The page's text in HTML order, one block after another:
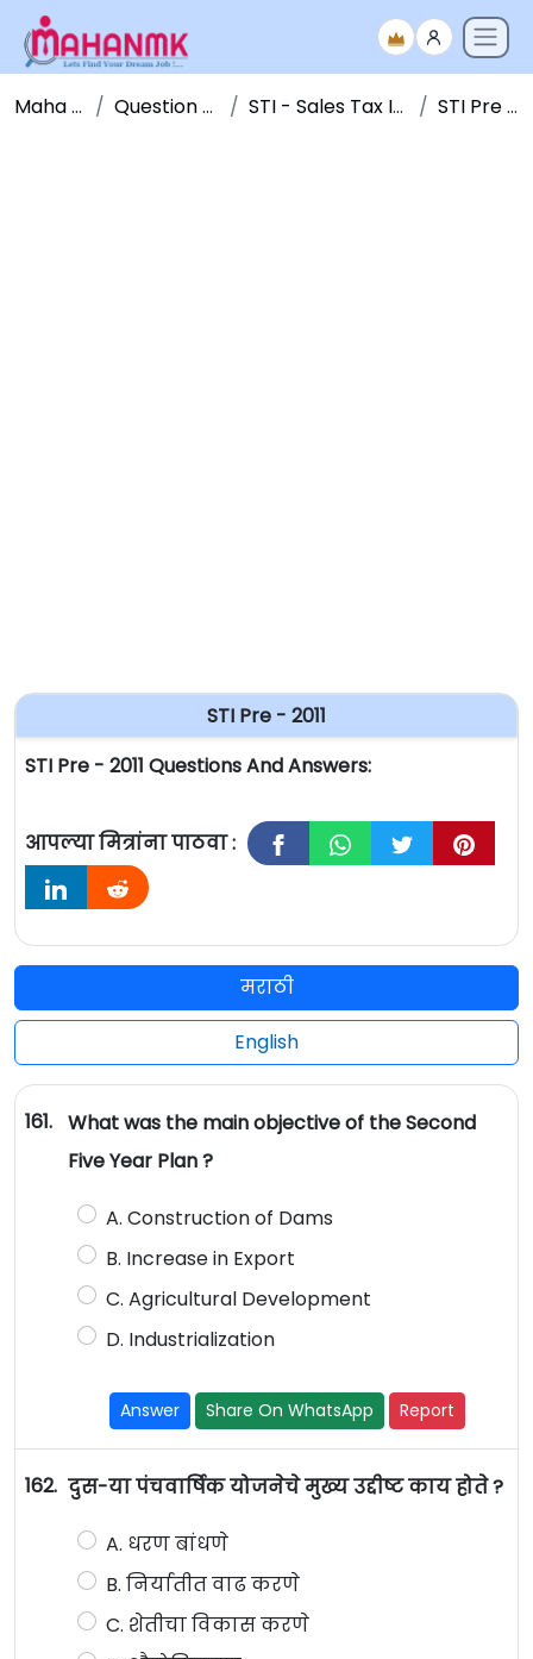
Maha NMK Question Papers STI - Sales Tax Inspector STI Pre - 2011
STI Pre - 2011
STI Pre - 2011 Questions And Answers:
आपल्या मित्रांना पाठवा :
मराठी
English
161. What was the main objective of the Second
Five Year Plan ?
A. Construction of Dams
B. Increase in Export
C. Agricultural Development
D. Industrialization
Answer Share On WhatsApp Report
162. दुस-या पंचवार्षिक योजनेचे मुख्य उद्दीष्ट काय होते ?
A. धरण बांधणे
B. निर्यातीत वाढ करणे
C. शेतीचा विकास करणे